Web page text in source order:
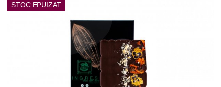
STOC EPUIZAT